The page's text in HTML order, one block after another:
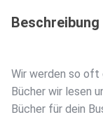
Beschreibung
Wir werden so oft
Bücher wir lesen
Bücher für dein